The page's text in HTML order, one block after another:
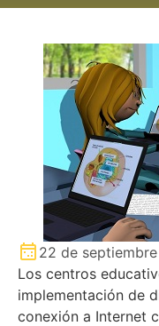
22 de
Los centros
implementación de
conexión a Internet